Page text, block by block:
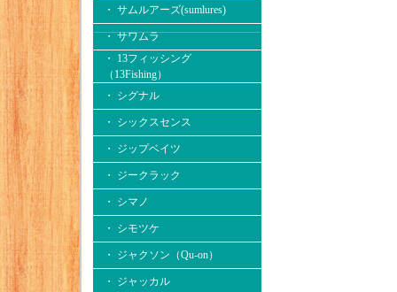
・ サムルアーズ(sumlures)
・ サワムラ
・ 13フィッシング
（13Fishing）
・ シグナル
・ シックスセンス
・ ジップベイツ
・ ジークラック
・ シマノ
・ シモツケ
・ ジャクソン（Qu-on）
・ ジャッカル